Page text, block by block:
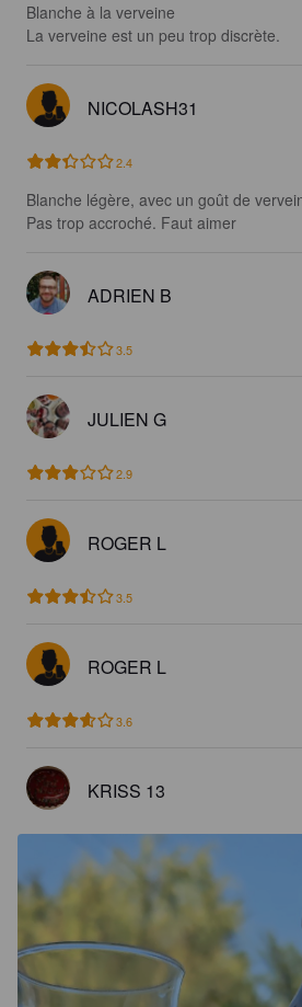
Blanche à la verveine
La verveine est un peu trop discrète.
NICOLASH31
2.4
Blanche légère, avec un goût de
Pas trop accroché. Faut aimer
ADRIEN B
3.5
JULIEN G
2.9
ROGER L
3.5
ROGER L
3.6
KRISS 13